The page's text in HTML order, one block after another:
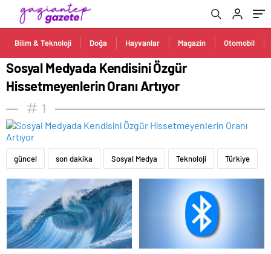
Bilim & Teknoloji Doğa Hayvanlar Magazin Otomobil
Sosyal Medyada Kendisini Özgür
Hissetmeyenlerin Oranı Artıyor
1
güncel son dakika Sosyal Medya Teknoloji Türkiye